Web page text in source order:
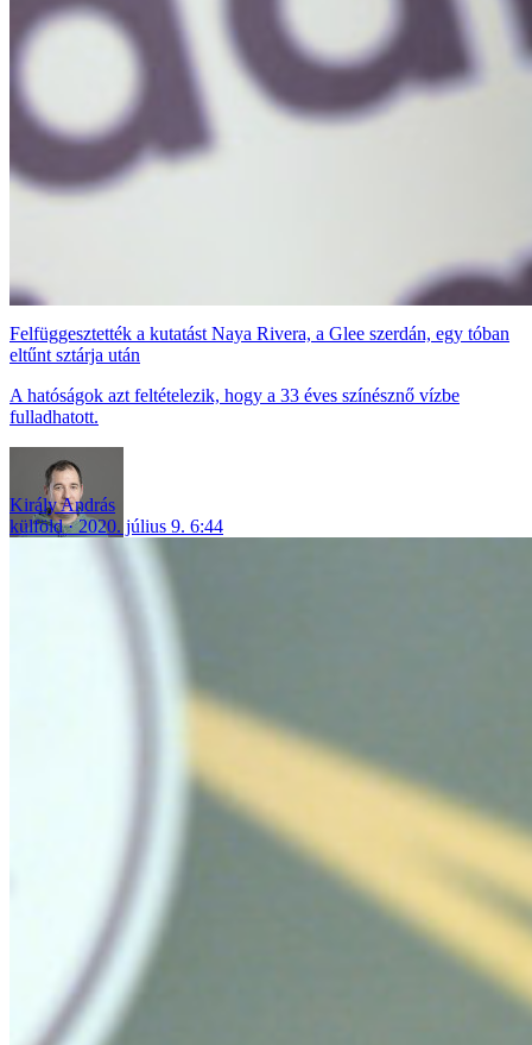
Felfüggesztették a kutatást Naya Rivera, a Glee szerdán, egy tóban
eltűnt sztárja után
A hatóságok azt feltételezik, hogy a 33 éves színésznő vízbe
fulladhatott.
Király András
külföld
2020. július 9. 6:44